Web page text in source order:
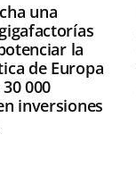
una
la
de Europa
000
inversiones